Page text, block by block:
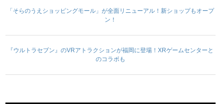
「そらのうえショッピングモール」が全面リニューアル！新ショップもオープ
ン！
『ウルトラセブン』のVRアトラクションが福岡に登場！XRゲームセンターと
のコラボも